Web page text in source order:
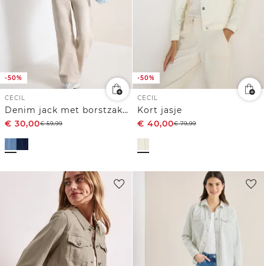
-50%
CECIL
Denim jack met borstzakken en knopen
€ 30,00€59,99
-50%
CECIL
Kort jasje
€ 40,00€79,99